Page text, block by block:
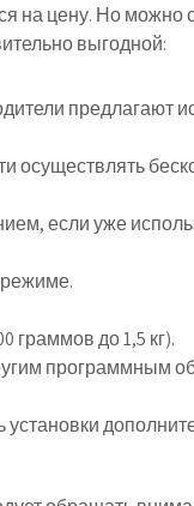
на цену. Но
выгодной:
предлагают
осуществлять
если уже
граммов до 1,5 кг).
программным